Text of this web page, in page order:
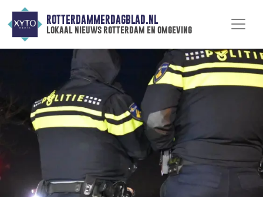
ROTTERDAMMERDAGBLAD.NL
lokaal nieuws rotterdam en omgeving